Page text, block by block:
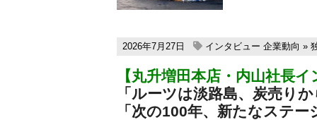
2026年7月27日 インタビュー 企業動向 »
【丸升増田本店・内山社長
「ルーツは淡路島、炭売り
「次の100年、新たなステー